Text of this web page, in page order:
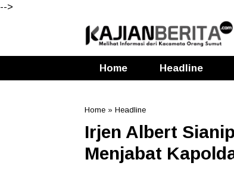
-->
Home Headline
Home » Headline
Irjen Albert
Menjabat